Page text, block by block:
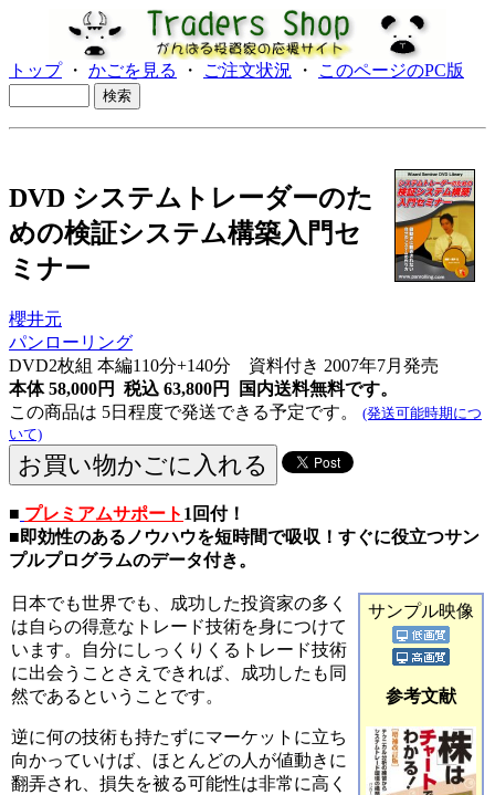
トップ・ かごを見る ・ ご注文状況 ・ このページのPC版
DVD システムトレーダーのた
めの検証システム構築入門セ
ミナー
櫻井元
パンローリング
DVD2枚組 本編110分+140分 資料付き 2007年7月発売
本体 58,000円 税込 63,800円
国内送料無料です。
この商品は 5日程度で発送できる予定です。 (発送可能時期につ
いて)
■ プレミアムサポート 1回付！
■即効性のあるノウハウを短時間で吸収！すぐに役立つサン
プルプログラムのデータ付き。
日本でも世界でも、成功した投資家の多く
は自らの得意なトレード技術を身につけて
います。自分にしっくりくるトレード技術
に出会うことさえできれば、成功したも同
然であるということです。
逆に何の技術も持たずにマーケットに立ち
向かっていけば、ほとんどの人が値動きに
翻弄され、損失を被る可能性は非常に高く
サンプル映像
参考文献